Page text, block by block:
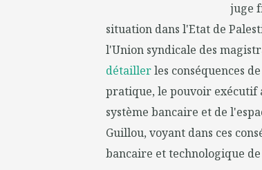
juge
situation dans l'Etat de
l'Union syndicale des
détaillerles conséquences
pratique, le pouvoir exécutif
système bancaire et de
Guillou, voyant dans ces
bancaire et technologique